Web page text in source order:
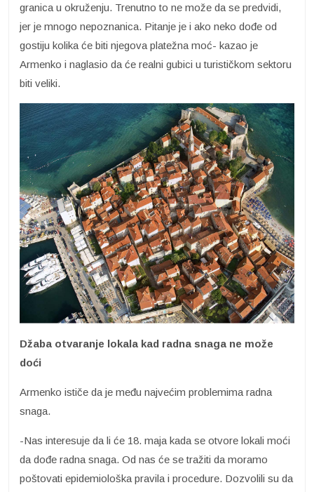
granica u okruženju. Trenutno to ne može da se predvidi,
jer je mnogo nepoznanica. Pitanje je i ako neko dođe od
gostiju kolika će biti njegova platežna moć- kazao je
Armenko i naglasio da će realni gubici u turističkom sektoru
biti veliki.
Džaba otvaranje lokala kad radna snaga ne može
doći
Armenko ističe da je među najvećim problemima radna
snaga.
-Nas interesuje da li će 18. maja kada se otvore lokali moći
da dođe radna snaga. Od nas će se tražiti da moramo
poštovati epidemiološka pravila i procedure. Dozvolili su da